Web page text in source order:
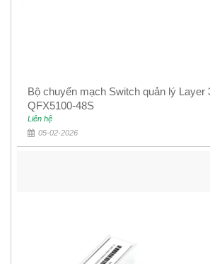
Bộ chuyển mạch Switch quản lý Layer
QFX5100-48S
Liên hệ
05-02-2026